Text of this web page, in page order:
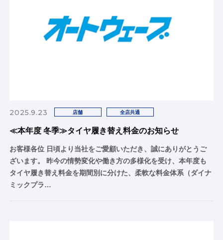
2025.9.23 店舗 全店共通
≪本年度 冬季≫タイヤ履き替え料金のお知らせ
お客様各位 日頃より当社をご愛顧いただき、誠にありがとうご
ざいます。 昨今の情勢変化や働き方の多様化を受け、本年度も
タイヤ履き替え料金を期間別に分けた、柔軟な料金体系（ダイナ
ミックプラ…